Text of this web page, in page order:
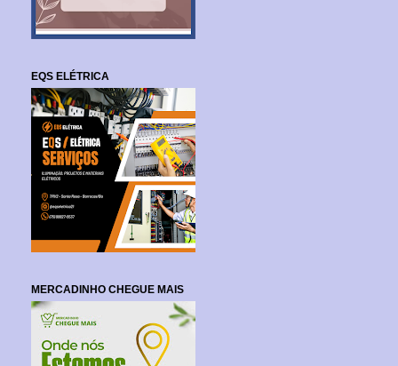
EQS ELÉTRICA
MERCADINHO CHEGUE MAIS